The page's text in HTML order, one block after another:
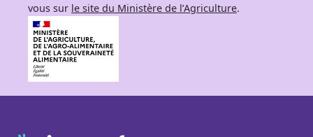
vous sur le site du Ministère de l’Agriculture.